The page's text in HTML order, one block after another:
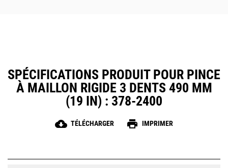
SPÉCIFICATIONS PRODUIT POUR PINCE
À MAILLON RIGIDE 3 DENTS 490 MM
(19 IN) : 378-2400
cloud_download TÉLÉCHARGER print IMPRIMER